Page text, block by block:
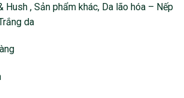
Hush , Sản phẩm khác, Da lão hóa – Nếp
da